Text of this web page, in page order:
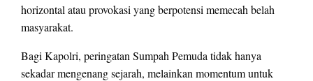
horizontal atau provokasi yang berpotensi memecah belah
masyarakat.
Bagi Kapolri, peringatan Sumpah Pemuda tidak hanya
sekadar mengenang sejarah, melainkan momentum untuk